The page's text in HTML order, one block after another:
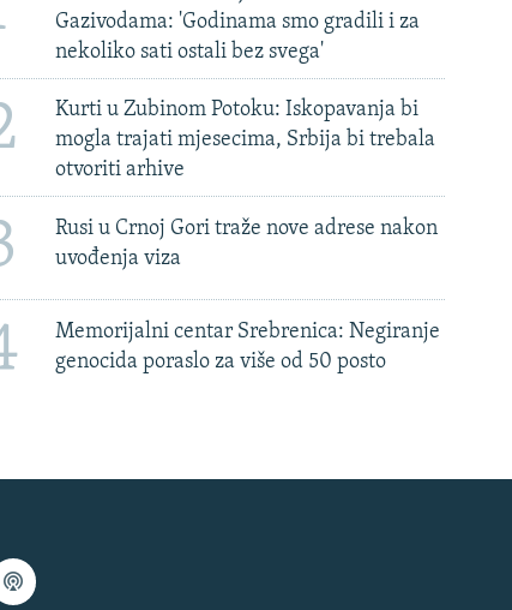
Gazivodama: 'Godinama smo gradili i za
nekoliko sati ostali bez svega'
Kurti u Zubinom Potoku: Iskopavanja bi
mogla trajati mjesecima, Srbija bi trebala
otvoriti arhive
Rusi u Crnoj Gori traže nove adrese nakon
uvođenja viza
Memorijalni centar Srebrenica: Negiranje
genocida poraslo za više od 50 posto